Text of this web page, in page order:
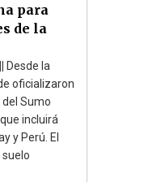
para
de la
Desde la
oficializaron
del Sumo
incluirá
y Perú. El